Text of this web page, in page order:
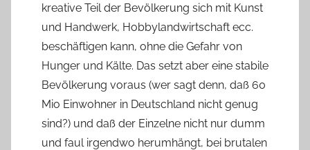
kreative Teil der Bevölkerung sich mit Kunst
und Handwerk, Hobbylandwirtschaft ecc.
beschäftigen kann, ohne die Gefahr von
Hunger und Kälte. Das setzt aber eine stabile
Bevölkerung voraus (wer sagt denn, daß 60
Mio Einwohner in Deutschland nicht genug
sind?) und daß der Einzelne nicht nur dumm
und faul irgendwo herumhängt, bei brutalen